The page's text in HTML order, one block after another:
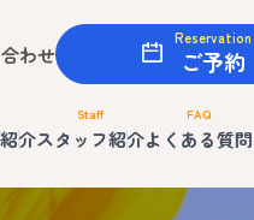
わせ
Reservation
ご予約
介
Staff
スタッフ紹介
FAQ
よくある質問